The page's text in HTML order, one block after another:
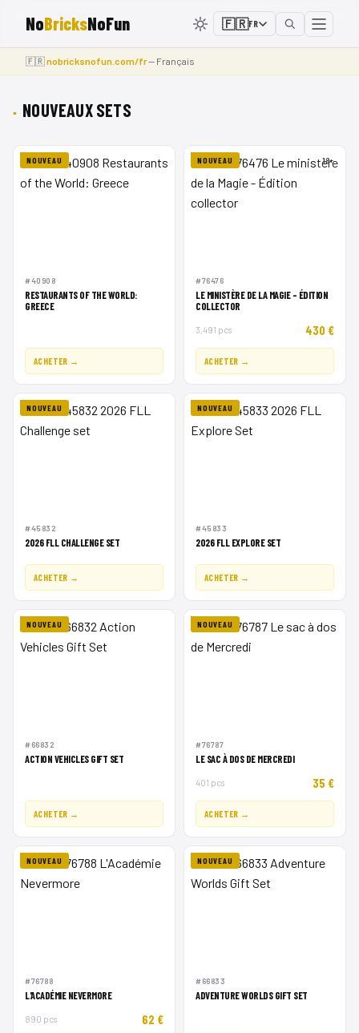
NoBricksNoFun 🇫🇷FR
🇫🇷nobricksnofun.com/fr— Français
NOUVEAUX SETS
NOUVEAU
#40908
RESTAURANTS OF THE WORLD:
GREECE
ACHETER →
NOUVEAU 18+
#76476
LE MINISTÈRE DE LA MAGIE - ÉDITION
COLLECTOR
3,491 pcs 430 €
ACHETER →
NOUVEAU
#45832
2026 FLL CHALLENGE SET
ACHETER →
NOUVEAU
#45833
2026 FLL EXPLORE SET
ACHETER →
NOUVEAU
#66832
ACTION VEHICLES GIFT SET
ACHETER →
NOUVEAU
#76787
LE SAC À DOS DE MERCREDI
401 pcs 35 €
ACHETER →
NOUVEAU
#76788
L'ACADÉMIE NEVERMORE
890 pcs 62 €
NOUVEAU
#66833
ADVENTURE WORLDS GIFT SET